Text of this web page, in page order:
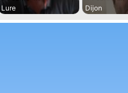
Lure
Dijon